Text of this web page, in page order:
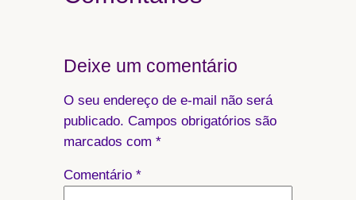
Deixe um comentário
O seu endereço de e-mail não será
publicado. Campos obrigatórios são
marcados com *
Comentário *